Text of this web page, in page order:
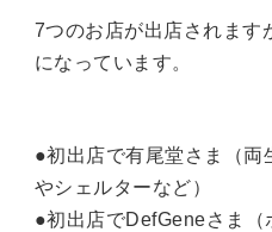
7つのお店が出店されます
になっています。
●初出店で有尾堂さま（両
やシェルターなど）
●初出店でDefGeneさま（